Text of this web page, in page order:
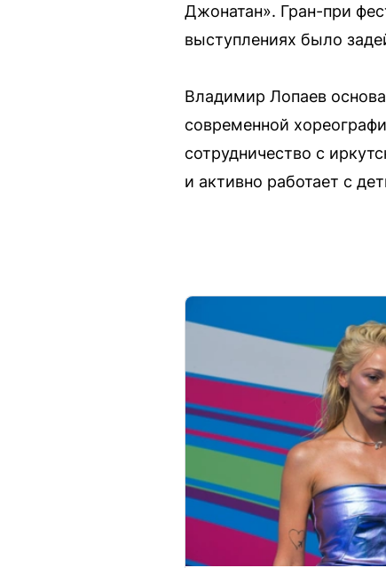
Джонатан». Гран-при
выступлениях было
Владимир Лопаев
современной
сотрудничество с
и активно работает с